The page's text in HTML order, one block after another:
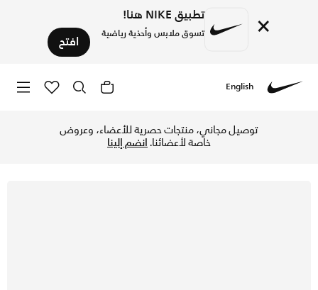
× تطبيق NIKE هنا!
تسوق ملابس وأحذية رياضية افتح
English
توصيل مجاني، منتجات حصرية للأعضاء، وعروض
خاصة لأعضائنا.انضم إلينا